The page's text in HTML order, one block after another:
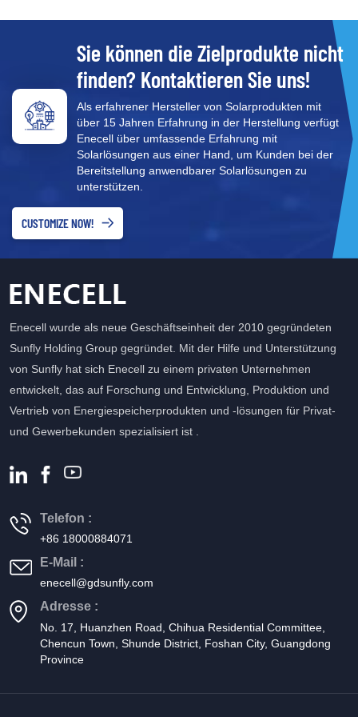
laden, ohne dass ein
manueller Start erforderlich
Sie können die Zielprodukte nicht
finden? Kontaktieren Sie uns!
Als erfahrener Hersteller von Solarprodukten mit
über 15 Jahren Erfahrung in der Herstellung verfügt
Enecell über umfassende Erfahrung mit
Solarlösungen aus einer Hand, um Kunden bei der
Bereitstellung anwendbarer Solarlösungen zu
unterstützen.
CUSTOMIZE NOW!
Enecell wurde als neue Geschäftseinheit der 2010 gegründeten
Sunfly Holding Group gegründet. Mit der Hilfe und Unterstützung
von Sunfly hat sich Enecell zu einem privaten Unternehmen
entwickelt, das auf Forschung und Entwicklung, Produktion und
Vertrieb von Energiespeicherprodukten und -lösungen für Privat-
und Gewerbekunden spezialisiert ist .
Telefon :
+86 18000884071
E-Mail :
enecell@gdsunfly.com
Adresse :
No. 17, Huanzhen Road, Chihua Residential Committee,
Chencun Town, Shunde District, Foshan City, Guangdong
Province